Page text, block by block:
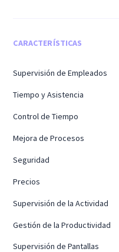
CARACTERÍSTICAS
Supervisión de Empleados
Tiempo y Asistencia
Control de Tiempo
Mejora de Procesos
Seguridad
Precios
Supervisión de la Actividad
Gestión de la Productividad
Supervisión de Pantallas